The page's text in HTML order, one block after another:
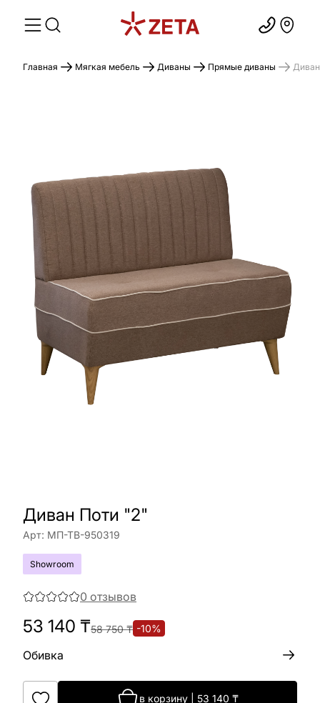
Главная Мягкая мебель Диваны Прямые диваны
Диван Поти "2"
Арт: МП-ТВ-950319
Showroom
0 отзывов
53 140 ₸58 750₸ -10%
Обивка
в корзину 53 140 ₸